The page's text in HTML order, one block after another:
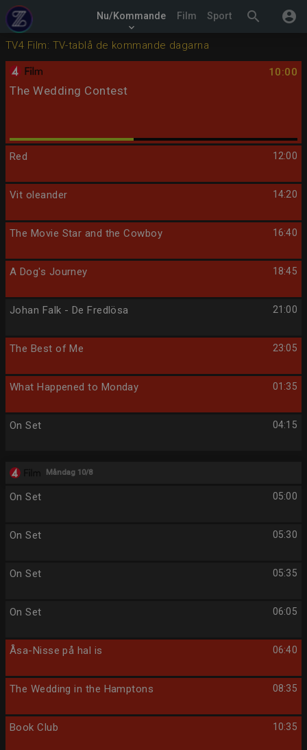
search account_circle
Nu/Kommande
keyboard_arrow_down
Film Sport
TV4 Film: TV-tablå de kommande dagarna
10:00
The Wedding Contest
12:00
Red
14:20
Vit oleander
16:40
The Movie Star and the Cowboy
18:45
A Dog's Journey
21:00
Johan Falk - De Fredlösa
23:05
The Best of Me
01:35
What Happened to Monday
04:15
On Set
Måndag 10/8
05:00
On Set
05:30
On Set
05:35
On Set
06:05
On Set
06:40
Åsa-Nisse på hal is
08:35
The Wedding in the Hamptons
10:35
Book Club